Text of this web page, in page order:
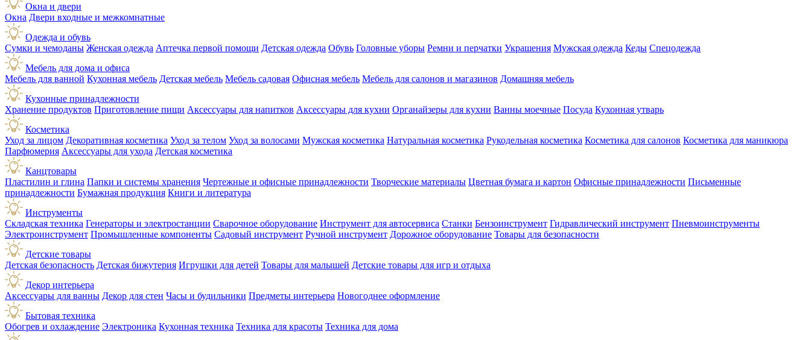
Окна и двери
Окна Двери входные и межкомнатные
Одежда и обувь
Сумки и чемоданы Женская одежда Аптечка первой помощи Детская одежда Обувь Головные уборы Ремни и перчатки Украшения Мужская одежда Кеды Спецодежда
Мебель для дома и офиса
Мебель для ванной Кухонная мебель Детская мебель Мебель садовая Офисная мебель Мебель для салонов и магазинов Домашняя мебель
Кухонные принадлежности
Хранение продуктов Приготовление пищи Аксессуары для напитков Аксессуары для кухни Органайзеры для кухни Ванны моечные Посуда Кухонная утварь
Косметика
Уход за лицом Декоративная косметика Уход за телом Уход за волосами Мужская косметика Натуральная косметика Рукодельная косметика Косметика для салонов Косметика для маникюра
Парфюмерия Аксессуары для ухода Детская косметика
Канцтовары
Пластилин и глина Папки и системы хранения Чертежные и офисные принадлежности Творческие материалы Цветная бумага и картон Офисные принадлежности Письменные
принадлежности Бумажная продукция Книги и литература
Инструменты
Складская техника Генераторы и электростанции Сварочное оборудование Инструмент для автосервиса Станки Бензоинструмент Гидравлический инструмент Пневмоинструменты
Электроинструмент Промышленные компоненты Садовый инструмент Ручной инструмент Дорожное оборудование Товары для безопасности
Детские товары
Детская безопасность Детская бижутерия Игрушки для детей Товары для малышей Детские товары для игр и отдыха
Декор интерьера
Аксессуары для ванны Декор для стен Часы и будильники Предметы интерьера Новогоднее оформление
Бытовая техника
Обогрев и охлаждение Электроника Кухонная техника Техника для красоты Техника для дома